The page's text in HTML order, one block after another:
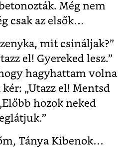
Még nem
csak az elsők…
mit csináljak?”
el! Gyereked lesz.”
hagyhattam volna
„Utazz el! Mentsd
hozok neked
Tánya Kibenok…